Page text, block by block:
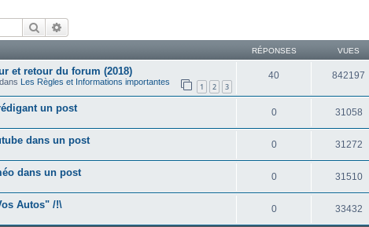
Rechercher
RÉPONSES VUES
et retour du forum (2018)
Les Règles et Informations importantes 1 2 3
40 842197
un post 0 31058
dans un post 0 31272
dans un post 0 31510
Autos" /!\ 0 33432